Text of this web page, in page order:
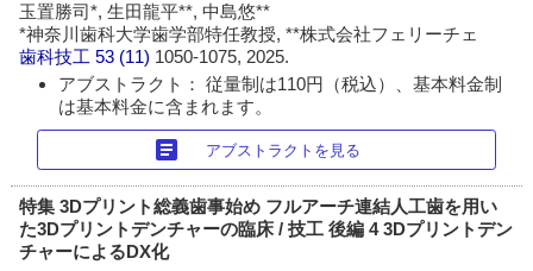
玉置勝司*, 生田龍平**, 中島悠**
*神奈川歯科大学歯学部特任教授, **株式会社フェリーチェ
歯科技工 53 (11) 1050-1075, 2025.
アブストラクト： 従量制は110円（税込）、基本料金制
は基本料金に含まれます。
article アブストラクトを見る
特集 3Dプリント総義歯事始め フルアーチ連結人工歯を用い
た3Dプリントデンチャーの臨床 / 技工 後編 4 3Dプリントデン
チャーによるDX化